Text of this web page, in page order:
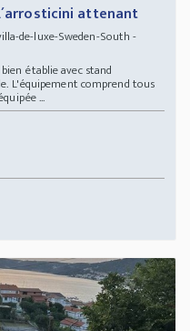
attenant
de-luxe-Sweden-South -
établie avec stand
L'équipement comprend tous
...